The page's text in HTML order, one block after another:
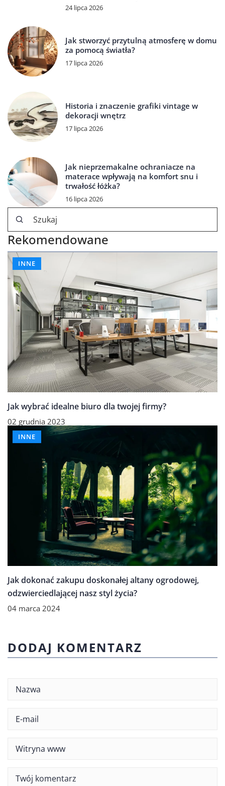
24 lipca 2026
Jak stworzyć przytulną atmosferę w domu
za pomocą światła?
17 lipca 2026
Historia i znaczenie grafiki vintage w
dekoracji wnętrz
17 lipca 2026
Jak nieprzemakalne ochraniacze na
materace wpływają na komfort snu i
trwałość łóżka?
16 lipca 2026
Rekomendowane
INNE
Jak wybrać idealne biuro dla twojej firmy?
02 grudnia 2023
INNE
Jak dokonać zakupu doskonałej altany ogrodowej,
odzwierciedlającej nasz styl życia?
04 marca 2024
DODAJ KOMENTARZ